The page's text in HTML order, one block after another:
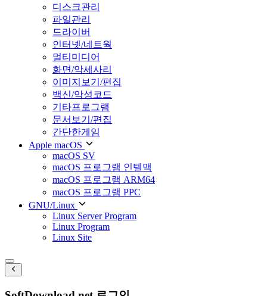
디스크관리
파일관리
드라이버
인터넷/네트웍
멀티미디어
화면/악세사리
이미지보기/편집
백신/악성코드
기타프로그램
문서보기/편집
간단한게임
Apple macOS
macOS SV
macOS 프로그램 인텔맥
macOS 프로그램 ARM64
macOS 프로그램 PPC
GNU/Linux
Linux Server Program
Linux Program
Linux Site